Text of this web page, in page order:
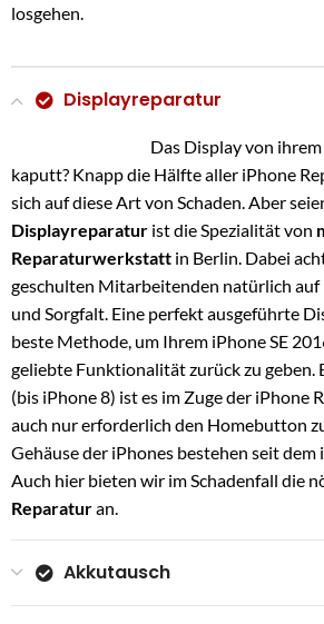
losgehen.
Displayreparatur
Das Display von
kaputt? Knapp die Hälfte aller iPhone
sich auf diese Art von Schaden. Aber
Displayreparatur ist die Spezialität von
Reparaturwerkstatt in Berlin. Dabei
geschulten Mitarbeitenden natürlich auf
und Sorgfalt. Eine perfekt ausgeführte
beste Methode, um Ihrem iPhone SE
geliebte Funktionalität zurück zu geben.
(bis iPhone 8) ist es im Zuge der iPhone
auch nur erforderlich den Homebutton
Gehäuse der iPhones bestehen seit dem
Auch hier bieten wir im Schadenfall die
Reparaturan.
Akkutausch